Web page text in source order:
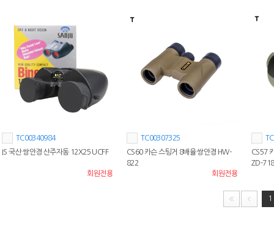
TC00340984
IS 국산 쌍안경 산주자동 12X25 UCFF
회원전용
TC00307325
CS60 카슨 스팅거 8배율 쌍안경 HW-
822
회원전용
CS57
ZD-718
1